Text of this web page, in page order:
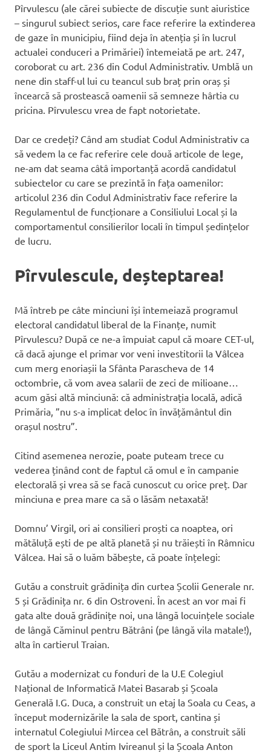
Pîrvulescu (ale cărei subiecte de discuție sunt aiuristice
– singurul subiect serios, care face referire la extinderea
de gaze în municipiu, fiind deja în atenția și în lucrul
actualei conduceri a Primăriei) întemeiată pe art. 247,
coroborat cu art. 236 din Codul Administrativ. Umblă un
nene din staff-ul lui cu teancul sub braț prin oraș și
încearcă să prostească oamenii să semneze hârtia cu
pricina. Pîrvulescu vrea de fapt notorietate.
Dar ce credeți? Când am studiat Codul Administrativ ca
să vedem la ce fac referire cele două articole de lege,
ne-am dat seama câtâ importanță acordă candidatul
subiectelor cu care se prezintă în fața oamenilor:
articolul 236 din Codul Administrativ face referire la
Regulamentul de funcționare a Consiliului Local și la
comportamentul consilierilor locali în timpul ședințelor
de lucru.
Pîrvulescule, deșteptarea!
Mă întreb pe câte minciuni își întemeiază programul
electoral candidatul liberal de la Finanțe, numit
Pîrvulescu? După ce ne-a împuiat capul că moare CET-ul,
că dacă ajunge el primar vor veni investitorii la Vâlcea
cum merg enoriașii la Sfânta Parascheva de 14
octombrie, că vom avea salarii de zeci de milioane…
acum găsi altă minciună: că administrația locală, adică
Primăria, ”nu s-a implicat deloc în învățământul din
orașul nostru”.
Citind asemenea nerozie, poate puteam trece cu
vederea ținând cont de faptul că omul e în campanie
electorală și vrea să se facă cunoscut cu orice preț. Dar
minciuna e prea mare ca să o lăsăm netaxată!
Domnu’ Virgil, ori ai consilieri proști ca noaptea, ori
mătăluță ești de pe altă planetă și nu trăiești în Râmnicu
Vâlcea. Hai să o luăm băbește, că poate înțelegi:
Gutău a construit grădinița din curtea Școlii Generale nr.
5 și Grădinița nr. 6 din Ostroveni. În acest an vor mai fi
gata alte două grădinițe noi, una lângă locuințele sociale
de lângă Căminul pentru Bătrâni (pe lângă vila matale!),
alta în cartierul Traian.
Gutău a modernizat cu fonduri de la U.E Colegiul
Național de Informatică Matei Basarab și Școala
Generală I.G. Duca, a construit un etaj la Soala cu Ceas, a
început modernizările la sala de sport, cantina și
internatul Colegiului Mircea cel Bătrân, a construit săli
de sport la Liceul Antim Ivireanul și la Școala Anton